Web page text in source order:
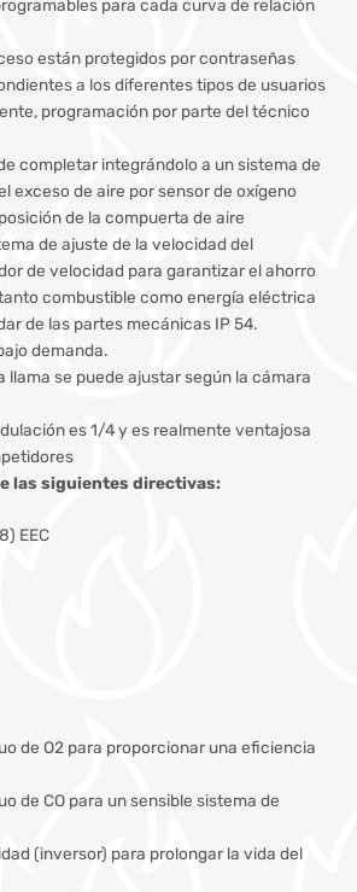
para cada curva de relación
están protegidos por contraseñas
a los diferentes tipos de usuarios
programación por parte del técnico
completar integrándolo a un sistema de
exceso de aire por sensor de oxígeno
de la compuerta de aire
de ajuste de la velocidad del
de velocidad para garantizar el ahorro
combustible como energía eléctrica
de las partes mecánicas IP 54.
demanda.
llama se puede ajustar según la cámara
es 1/4 y es realmente ventajosa
las siguientes directivas:
EEC
de O2 para proporcionar una eficiencia
de CO para un sensible sistema de
(inversor) para prolongar la vida del